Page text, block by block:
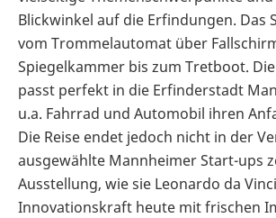
Blickwinkel auf die Erfindungen. Das
vom Trommelautomat über
Spiegelkammer bis zum Tretboot.
passt perfekt in die Erfinderstadt
u.a. Fahrrad und Automobil ihren
Die Reise endet jedoch nicht in der
ausgewählte Mannheimer Start-ups
Ausstellung, wie sie Leonardo da
Innovationskraft heute mit frischen